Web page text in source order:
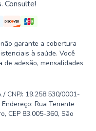
Consulte!
garante a cobertura
à saúde. Você
de adesão, mensalidades
/ CNPJ: 19.258.530/0001-
Rua Tenente
CEP 83.005-360, São